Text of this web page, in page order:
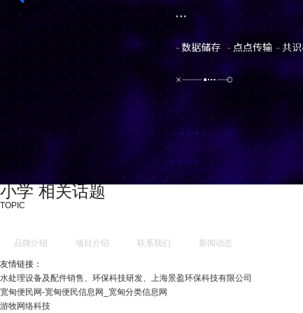
小学 相关话题
TOPIC
品牌介绍 项目介绍 联系我们 新闻动态
友情链接：
水处理设备及配件销售、环保科技研发、上海景盈环保科技有限公司
宽甸便民网-宽甸便民信息网_宽甸分类信息网
游牧网络科技